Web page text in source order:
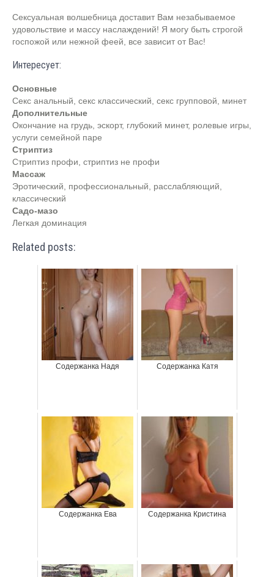
Сексуальная волшебница доставит Вам незабываемое
удовольствие и массу наслаждений! Я могу быть строгой
госпожой или нежной феей, все зависит от Вас!
Интересует:
Основные
Секс анальный, секс классический, секс групповой, минет
Дополнительные
Окончание на грудь, эскорт, глубокий минет, ролевые игры,
услуги семейной паре
Стриптиз
Стриптиз профи, стриптиз не профи
Массаж
Эротический, профессиональный, расслабляющий,
классический
Садо-мазо
Легкая доминация
Related posts:
Содержанка Надя Содержанка Катя
Содержанка Ева Содержанка Кристина